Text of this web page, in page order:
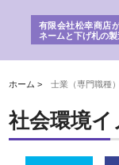
有限会社松幸商店
ネームと下げ札の製
ホーム >士業（専門職種）
社会環境